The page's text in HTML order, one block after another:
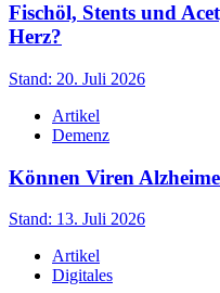
Fischöl, Stents und
Herz?
Stand: 20. Juli 2026
Artikel
Demenz
Können Viren
Stand: 13. Juli 2026
Artikel
Digitales